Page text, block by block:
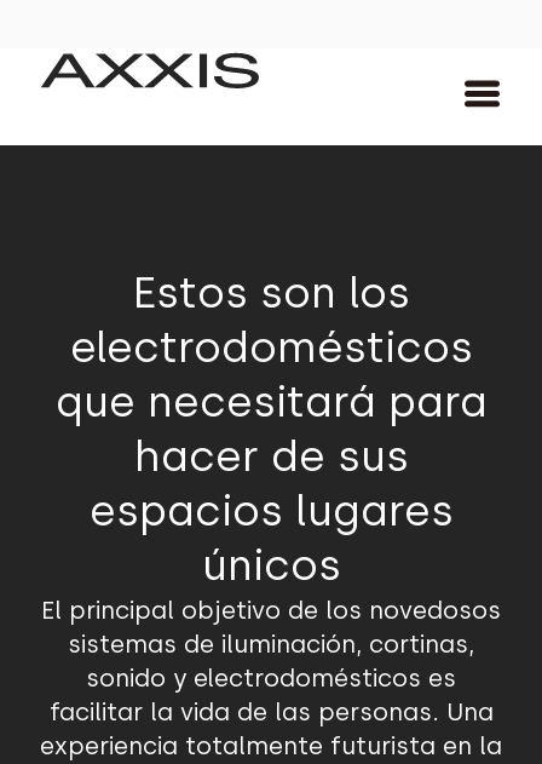
Estos son los
electrodomésticos
que necesitará para
hacer de sus
espacios lugares
únicos
El principal objetivo de los novedosos
sistemas de iluminación, cortinas,
sonido y electrodomésticos es
facilitar la vida de las personas. Una
experiencia totalmente futurista en la